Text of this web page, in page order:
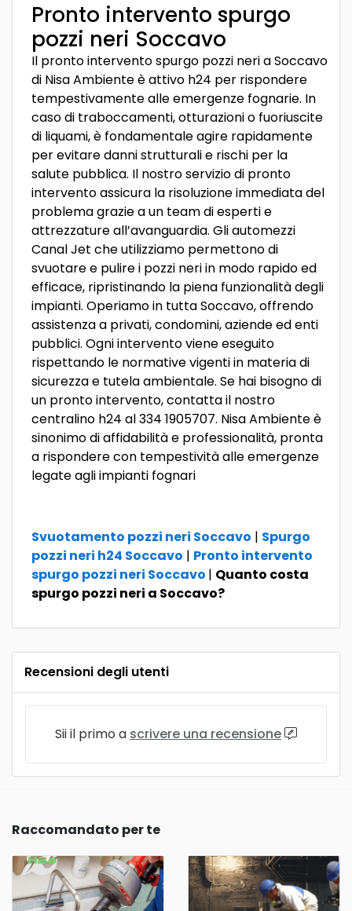
Pronto intervento spurgo
pozzi neri Soccavo
Il pronto intervento spurgo pozzi neri a Soccavo
di Nisa Ambiente è attivo h24 per rispondere
tempestivamente alle emergenze fognarie. In
caso di traboccamenti, otturazioni o fuoriuscite
di liquami, è fondamentale agire rapidamente
per evitare danni strutturali e rischi per la
salute pubblica. Il nostro servizio di pronto
intervento assicura la risoluzione immediata del
problema grazie a un team di esperti e
attrezzature all’avanguardia. Gli automezzi
Canal Jet che utilizziamo permettono di
svuotare e pulire i pozzi neri in modo rapido ed
efficace, ripristinando la piena funzionalità degli
impianti. Operiamo in tutta Soccavo, offrendo
assistenza a privati, condomini, aziende ed enti
pubblici. Ogni intervento viene eseguito
rispettando le normative vigenti in materia di
sicurezza e tutela ambientale. Se hai bisogno di
un pronto intervento, contatta il nostro
centralino h24 al 334 1905707. Nisa Ambiente è
sinonimo di affidabilità e professionalità, pronta
a rispondere con tempestività alle emergenze
legate agli impianti fognari
Svuotamento pozzi neri Soccavo | Spurgo
pozzi neri h24 Soccavo | Pronto intervento
spurgo pozzi neri Soccavo | Quanto costa
spurgo pozzi neri a Soccavo?
Recensioni degli utenti
Sii il primo a scrivere una recensione
Raccomandato per te